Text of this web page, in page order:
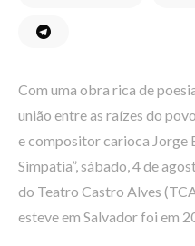
Com uma obra rica de
união entre as raízes do
e compositor carioca Jorge
Simpatia”, sábado, 4 de
do Teatro Castro Alves
esteve em Salvador foi em